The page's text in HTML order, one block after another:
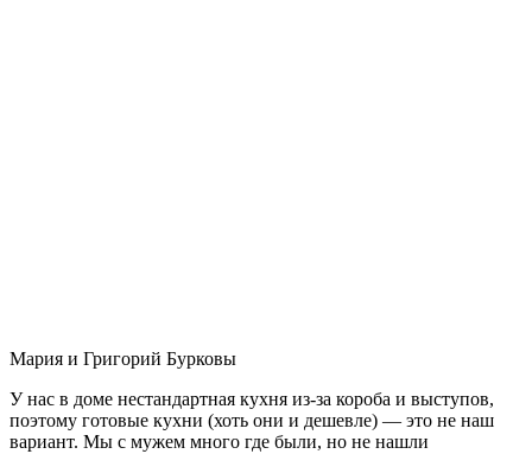
Мария и Григорий Бурковы
У нас в доме нестандартная кухня из-за короба и выступов,
поэтому готовые кухни (хоть они и дешевле) — это не наш
вариант. Мы с мужем много где были, но не нашли